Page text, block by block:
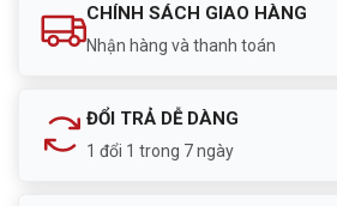
CHÍNH SÁCH GIAO HÀNG
Nhận hàng và thanh toán
ĐỔI TRẢ DỄ DÀNG
1 đổi 1 trong 7 ngày